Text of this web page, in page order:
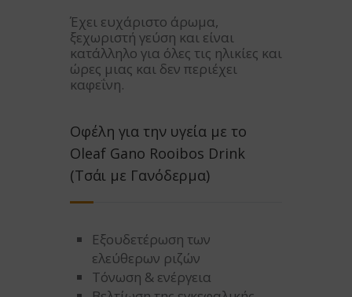
Έχει ευχάριστο άρωμα,
ξεχωριστή γεύση και είναι
κατάλληλο για όλες τις ηλικίες και
ώρες μιας και δεν περιέχει
καφεΐνη.
Οφέλη για την υγεία με το
Oleaf Gano Rooibos Drink
(Τσάι με Γανόδερμα)
Εξουδετέρωση των
ελεύθερων ριζών
Τόνωση & ενέργεια